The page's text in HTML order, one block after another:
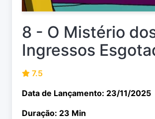
8 - O Mistério
Ingressos
7.5
Data de Lançamento: 23/11/2025
Duração: 23 Min